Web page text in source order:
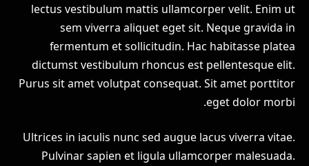
lectus vestibulum mattis ullamcorper velit. Enim ut
sem viverra aliquet eget sit. Neque gravida in
fermentum et sollicitudin. Hac habitasse platea
dictumst vestibulum rhoncus est pellentesque elit.
Purus sit amet volutpat consequat. Sit amet porttitor
eget dolor morbi.
Ultrices in iaculis nunc sed augue lacus viverra vitae.
Pulvinar sapien et ligula ullamcorper malesuada.